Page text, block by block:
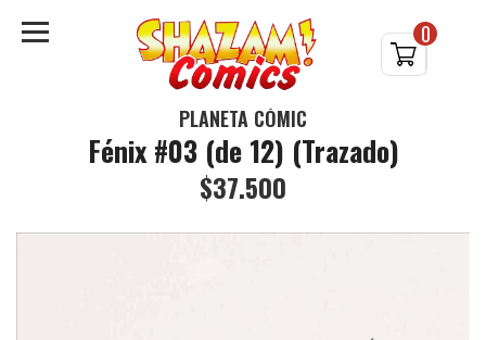
0
PLANETA CÓMIC
Fénix #03 (de 12) (Trazado)
$37.500